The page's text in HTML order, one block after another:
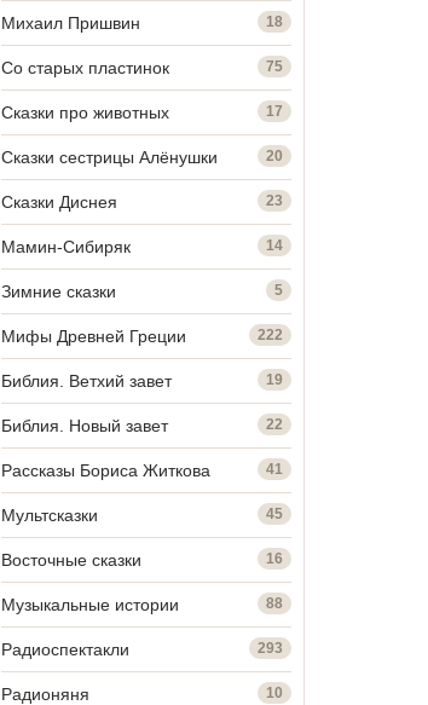
Михаил Пришвин 18
Со старых пластинок 75
Сказки про животных 17
Сказки сестрицы Алёнушки 20
Сказки Диснея 23
Мамин-Сибиряк 14
Зимние сказки 5
Мифы Древней Греции 222
Библия. Ветхий завет 19
Библия. Новый завет 22
Рассказы Бориса Житкова 41
Мультсказки 45
Восточные сказки 16
Музыкальные истории 88
Радиоспектакли 293
Радионяня 10